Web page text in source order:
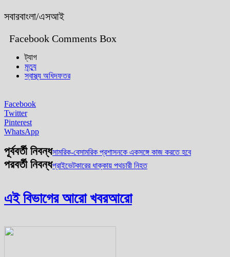
সবারবাংলা/এসআই
Facebook Comments Box
ট্যাগ
মৃত্যু
স্বাস্থ্য অধিদফতর
Facebook
Twitter
Pinterest
WhatsApp
পূর্ববর্তী নিবন্ধসামরিক-বেসামরিক প্রশাসনকে একসঙ্গে কাজ করতে হবে
পরবর্তী নিবন্ধপ্রাইভেটকারের ধাক্কায় পথচারী নিহত
এই বিভাগের আরো খবরআরো